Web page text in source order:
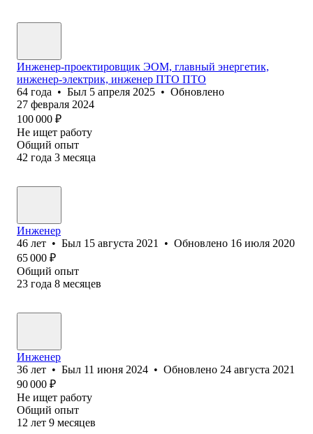
Инженер-проектировщик ЭОМ, главный энергетик,
инженер-электрик, инженер ПТО ПТО
64 года • Был 5 апреля 2025 • Обновлено
27 февраля 2024
100 000 ₽
Не ищет работу
Общий опыт
42 года 3 месяца
Инженер
46 лет • Был 15 августа 2021 • Обновлено 16 июля 2020
65 000 ₽
Общий опыт
23 года 8 месяцев
Инженер
36 лет • Был 11 июня 2024 • Обновлено 24 августа 2021
90 000 ₽
Не ищет работу
Общий опыт
12 лет 9 месяцев